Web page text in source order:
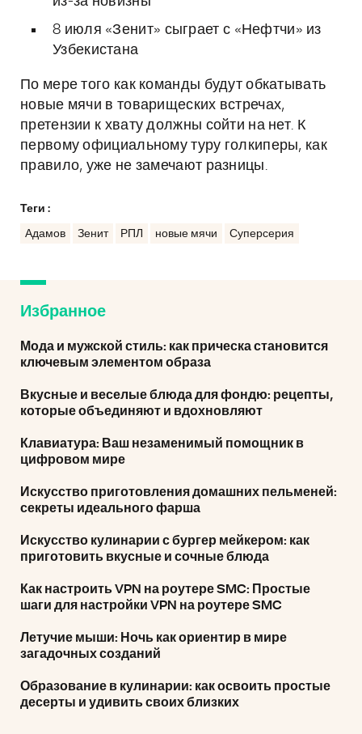
8 июля «Зенит» сыграет с «Нефтчи» из
Узбекистана
По мере того как команды будут обкатывать
новые мячи в товарищеских встречах,
претензии к хвату должны сойти на нет. К
первому официальному туру голкиперы, как
правило, уже не замечают разницы.
Теги :
Адамов Зенит РПЛ новые мячи Суперсерия
Избранное
Мода и мужской стиль: как прическа становится
ключевым элементом образа
Вкусные и веселые блюда для фондю: рецепты,
которые объединяют и вдохновляют
Клавиатура: Ваш незаменимый помощник в
цифровом мире
Искусство приготовления домашних пельменей:
секреты идеального фарша
Искусство кулинарии с бургер мейкером: как
приготовить вкусные и сочные блюда
Как настроить VPN на роутере SMC: Простые
шаги для настройки VPN на роутере SMC
Летучие мыши: Ночь как ориентир в мире
загадочных созданий
Образование в кулинарии: как освоить простые
десерты и удивить своих близких